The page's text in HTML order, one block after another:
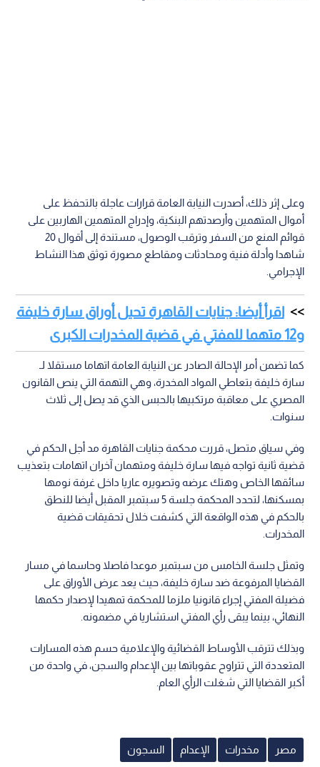
وعلى إثر ذلك، أصدرت النيابة العامة قرارات عاجلة بالتحفظ على
أموال المتهمين وأرصدتهم البنكية، وإدراج المتهمين الهاربين على
قوائم المنع من السفر وترقب الوصول، مستندة إلى أقوال 20
شاهدا وأدلة فنية ومحادثات ومقاطع مصورة توثق هذا النشاط
الإجرامي.
اقرأ أيضا: جنايات القاهرة تحيل أوراق سارة خليفة
و12 متهما للمفتي في قضية المخدرات الكبرى
كما تضمن أمر الإحالة الصادر عن النيابة العامة اتهاما مستقلا لـ
سارة خليفة بتعاطي المواد المخدرة، وهي التهمة التي ينص القانون
المصري على معاقبة مرتكبيها بالحبس الذي قد يصل إلى ثلاث
سنوات.
وفي سياق متصل، قررت محكمة جنايات القاهرة مد أجل الحكم في
قضية ثانية تواجه فيها سارة خليفة ومتهمان آخران اتهامات بتعذيب
سائقها الخاص وهتك عرضه وتصويره عاريا داخل غرفة نومها
بمسكنها، لتحدد المحكمة جلسة 5 سبتمبر المقبل أيضا للنطق
بالحكم في هذه الواقعة التي كشفت خلال تحقيقات قضية
المخدرات.
وتمثل جلسة الخامس من سبتمبر موعدا فاصلا وحاسما في مسار
القضايا المرفوعة ضد سارة خليفة، حيث يعد عرض الأوراق على
فضيلة المفتي إجراء قانونيا ملزما للمحكمة تمهيدا لإصدار حكمها
النهائي، بينما يبقى رأي المفتي استشاريا في مضمونه.
وبذلك تترقب الأوساط القضائية والإعلامية حسم هذه المسارات
المتعددة التي تتراوح عقوباتها بين الإعدام والسجن، في واحدة من
أكبر القضايا التي شغلت الرأي العام.
مصر مخدرات الإعدام السجون